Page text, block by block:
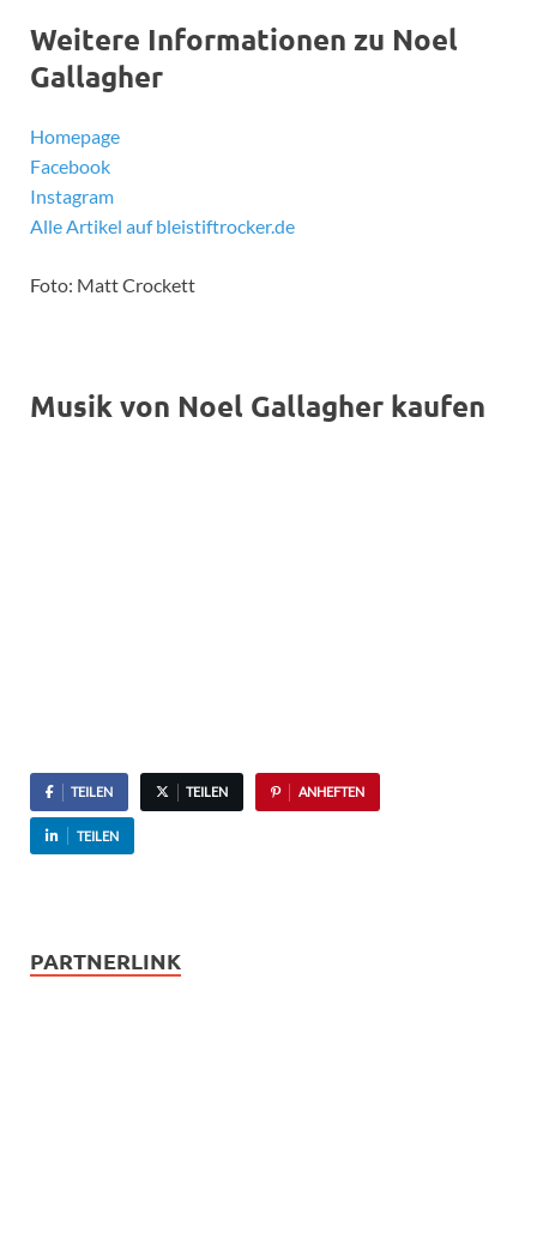
Weitere Informationen zu Noel
Gallagher
Homepage
Facebook
Instagram
Alle Artikel auf bleistiftrocker.de
Foto: Matt Crockett
Musik von Noel Gallagher kaufen
TEILEN TEILEN ANHEFTEN
TEILEN
PARTNERLINK